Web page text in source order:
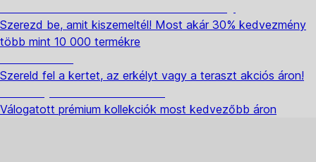
Szerezd be, amit kiszemeltél! Most akár 30% kedvezmény
több mint 10 000 termékre
Szereld fel a kertet, az erkélyt vagy a teraszt akciós áron!
Válogatott prémium kollekciók most kedvezőbb áron